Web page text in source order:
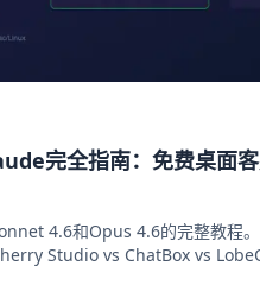
完全指南：免费桌面
4.6和Opus 4.6的完整教程
Studio vs ChatBox vs